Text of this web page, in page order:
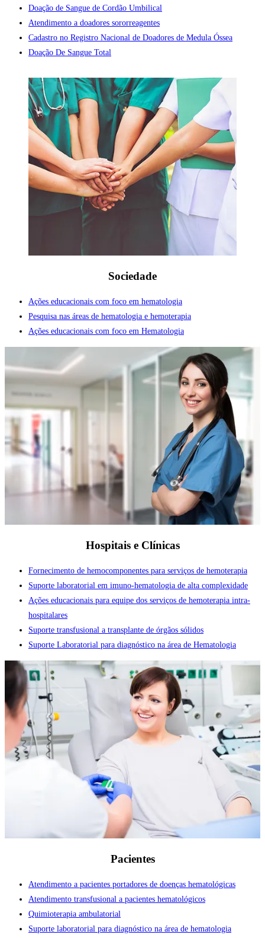
Doação de Sangue de Cordão Umbilical
Atendimento a doadores sororreagentes
Cadastro no Registro Nacional de Doadores de Medula Óssea
Doação De Sangue Total
Sociedade
Ações educacionais com foco em hematologia
Pesquisa nas áreas de hematologia e hemoterapia
Ações educacionais com foco em Hematologia
Hospitais e Clínicas
Fornecimento de hemocomponentes para serviços de hemoterapia
Suporte laboratorial em imuno-hematologia de alta complexidade
Ações educacionais para equipe dos serviços de hemoterapia intra-
hospitalares
Suporte transfusional a transplante de órgãos sólidos
Suporte Laboratorial para diagnóstico na área de Hematologia
Pacientes
Atendimento a pacientes portadores de doenças hematológicas
Atendimento transfusional a pacientes hematológicos
Quimioterapia ambulatorial
Suporte laboratorial para diagnóstico na área de hematologia